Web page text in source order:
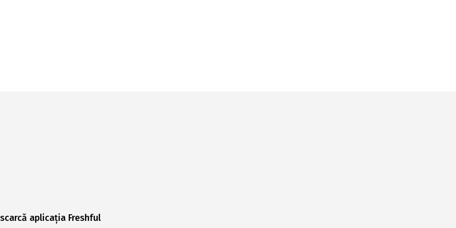
aplicația Freshful